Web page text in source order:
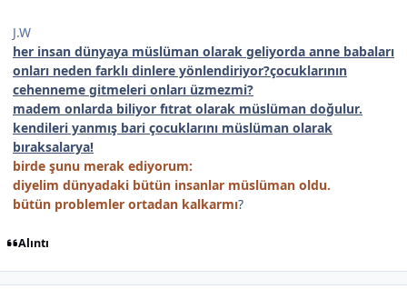
J.W
her insan dünyaya müslüman olarak geliyorda anne babaları
onları neden farklı dinlere yönlendiriyor?çocuklarının
cehenneme gitmeleri onları üzmezmi?
madem onlarda biliyor fıtrat olarak müslüman doğulur.
kendileri yanmış bari çocuklarını müslüman olarak
bıraksalarya!
birde şunu merak ediyorum:
diyelim dünyadaki bütün insanlar müslüman oldu.
bütün problemler ortadan kalkarmı?
Alıntı